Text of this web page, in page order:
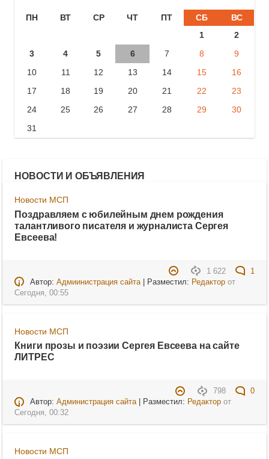
ПН ВТ СР ЧТ ПТ СБ
ВС
1
2
3
4 5 6 7 8
9
10
11 12 13 14 15
16
17
18 19 20 21 22
23
24
25 26 27 28 29
30
31
НОВОСТИ И ОБЪЯВЛЕНИЯ
Новости МСП
Поздравляем с юбилейным днем рождения
талантливого писателя и журналиста Сергея
Евсеева!
1 622
1
Автор: Адмиинистрация сайта| Разместил: Редакторот
Сегодня, 00:55
Новости МСП
Книги прозы и поэзии Сергея Евсеева на сайте
ЛИТРЕС
798
0
Автор: Администрация сайта| Разместил: Редакторот
Сегодня, 00:32
Новости МСП